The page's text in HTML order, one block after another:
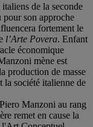
de la seconde
son approche
fortement le
l’Arte Povera. Enfant
économique
mène est
production de masse
la société italienne de
Manzoni au rang
remet en cause la